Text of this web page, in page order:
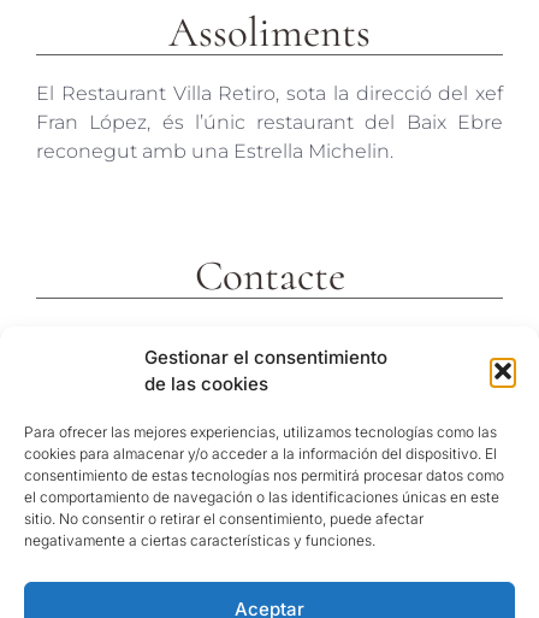
Gestionar el consentimiento
de las cookies
Para ofrecer las mejores experiencias, utilizamos tecnologías como las
cookies para almacenar y/o acceder a la información del dispositivo. El
consentimiento de estas tecnologías nos permitirá procesar datos como
el comportamiento de navegación o las identificaciones únicas en este
sitio. No consentir o retirar el consentimiento, puede afectar
negativamente a ciertas características y funciones.
Aceptar
Assoliments
El Restaurant Villa Retiro, sota la direcció del xef
Fran López, és l’únic restaurant del Baix Ebre
reconegut amb una Estrella Michelin.
Contacte
43592 Xerta
Tarragona (España)
Telf. +34 977473810
Coordenades GPS:
40º 54′ 31″ N / 0º 29′ 26″ E
reservas@hotelvillaretiro.com